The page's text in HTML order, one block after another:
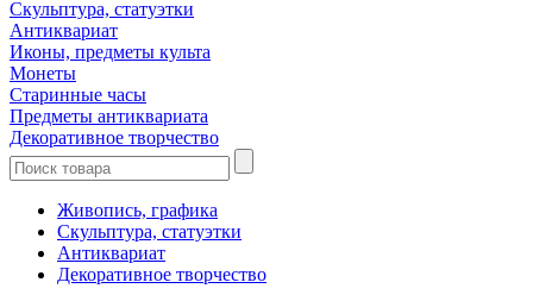
Скульптура, статуэтки
Антиквариат
Иконы, предметы культа
Монеты
Старинные часы
Предметы антиквариата
Декоративное творчество
Живопись, графика
Скульптура, статуэтки
Антиквариат
Декоративное творчество